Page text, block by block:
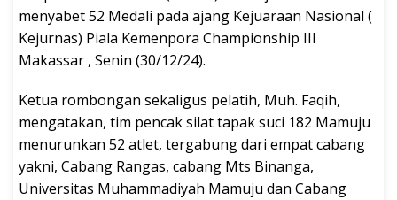
menyabet 52 Medali pada ajang Kejuaraan Nasional (
Kejurnas) Piala Kemenpora Championship III
Makassar , Senin (30/12/24).
Ketua rombongan sekaligus pelatih, Muh. Faqih,
mengatakan, tim pencak silat tapak suci 182 Mamuju
menurunkan 52 atlet, tergabung dari empat cabang
yakni, Cabang Rangas, cabang Mts Binanga,
Universitas Muhammadiyah Mamuju dan Cabang